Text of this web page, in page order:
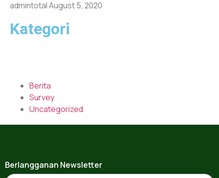
admintotalAugust 5, 2020
Kategori
Berita
Survey
Uncategorized
Berlangganan Newsletter